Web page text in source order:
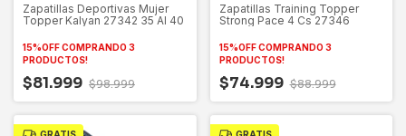
Zapatillas Deportivas Mujer
Topper Kalyan 27342 35 Al 40
15%OFF COMPRANDO 3
PRODUCTOS!
$81.999 $98.999
Zapatillas Training Topper
Strong Pace 4 Cs 27346
15%OFF COMPRANDO 3
PRODUCTOS!
$74.999 $88.999